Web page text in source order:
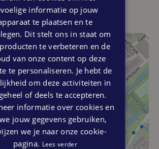
informatie op jouw
te plaatsen en te
Dit stelt ons in staat om
te verbeteren en de
van onze content op deze
te personaliseren. Je hebt de
om deze activiteiten in
of deels te accepteren.
informatie over cookies en
jouw gegevens gebruiken,
we je naar onze cookie-
pagina. Lees verder